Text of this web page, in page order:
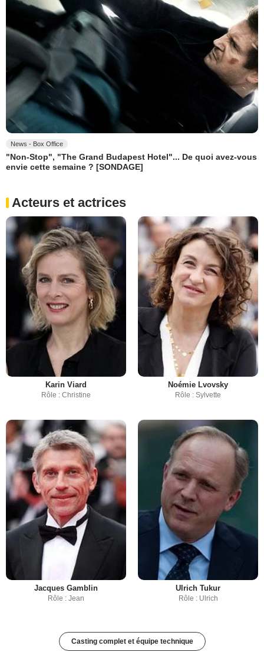
News - Box Office
"Non-Stop", "The Grand Budapest Hotel"... De quoi avez-vous
envie cette semaine ? [SONDAGE]
Acteurs et actrices
Karin Viard
Rôle : Christine
Noémie Lvovsky
Rôle : Sylvette
Jacques Gamblin
Rôle : Jean
Ulrich Tukur
Rôle : Ulrich
Casting complet et équipe technique